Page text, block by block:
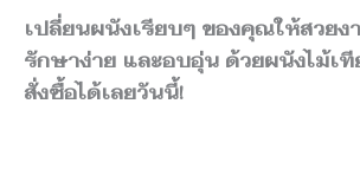
เปลี่ยนผนังเรียบๆ ของคุณให้สวย
รักษาง่าย และอบอุ่น ด้วยผนังไม้เที
สั่งซื้อได้เลยวันนี้!